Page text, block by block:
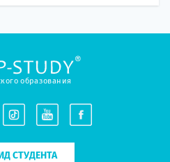
образования
СТУДЕНТА